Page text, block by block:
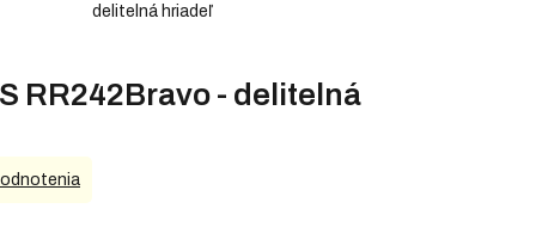
delitelná hriadeľ
RR242Bravo - delitelná